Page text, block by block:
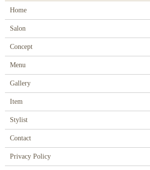
Home
Salon
Concept
Menu
Gallery
Item
Stylist
Contact
Privacy Policy